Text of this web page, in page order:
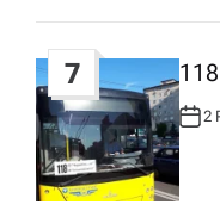
7
А
В
Т
Р
:
2